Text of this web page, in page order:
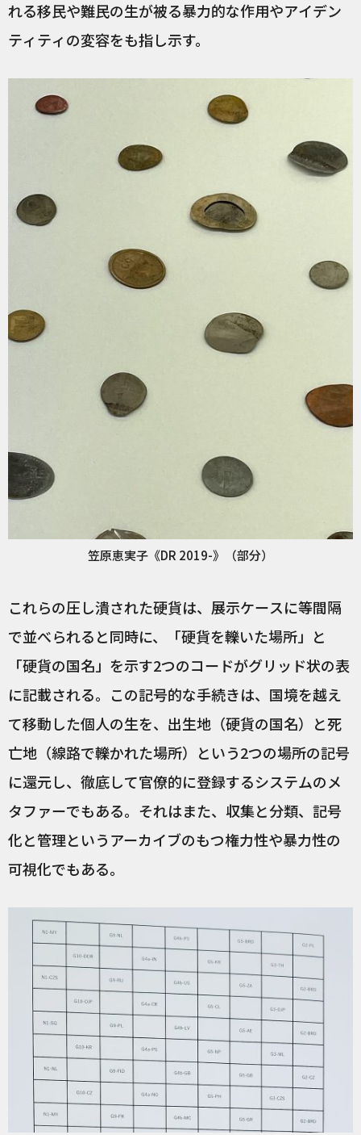
れる移民や難民の生が被る暴力的な作用やアイデン
ティティの変容をも指し示す。
笠原恵実子《DR 2019-》（部分）
これらの圧し潰された硬貨は、展示ケースに等間隔
で並べられると同時に、「硬貨を轢いた場所」と
「硬貨の国名」を示す2つのコードがグリッド状の表
に記載される。この記号的な手続きは、国境を越え
て移動した個人の生を、出生地（硬貨の国名）と死
亡地（線路で轢かれた場所）という2つの場所の記号
に還元し、徹底して官僚的に登録するシステムのメ
タファーでもある。それはまた、収集と分類、記号
化と管理というアーカイブのもつ権力性や暴力性の
可視化でもある。